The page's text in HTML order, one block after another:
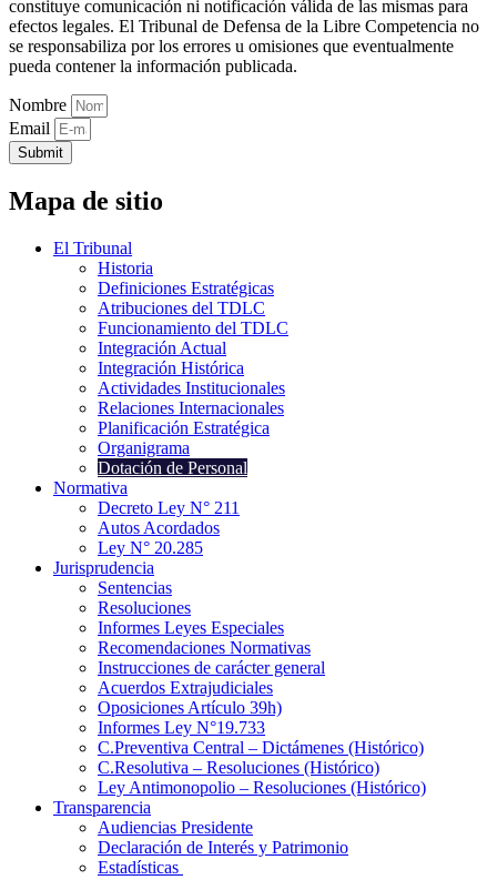
constituye comunicación ni notificación válida de las mismas para
efectos legales. El Tribunal de Defensa de la Libre Competencia no
se responsabiliza por los errores u omisiones que eventualmente
pueda contener la información publicada.
Nombre
Email
Submit
Mapa de sitio
El Tribunal
Historia
Definiciones Estratégicas
Atribuciones del TDLC
Funcionamiento del TDLC
Integración Actual
Integración Histórica
Actividades Institucionales
Relaciones Internacionales
Planificación Estratégica
Organigrama
Dotación de Personal
Normativa
Decreto Ley N° 211
Autos Acordados
Ley N° 20.285
Jurisprudencia
Sentencias
Resoluciones
Informes Leyes Especiales
Recomendaciones Normativas
Instrucciones de carácter general
Acuerdos Extrajudiciales
Oposiciones Artículo 39h)
Informes Ley N°19.733
C.Preventiva Central – Dictámenes (Histórico)
C.Resolutiva – Resoluciones (Histórico)
Ley Antimonopolio – Resoluciones (Histórico)
Transparencia
Audiencias Presidente
Declaración de Interés y Patrimonio
Estadísticas